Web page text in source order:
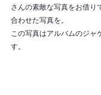
さんの素敵な写真をお借り
合わせた写真を。
この写真はアルバムのジャ
す。